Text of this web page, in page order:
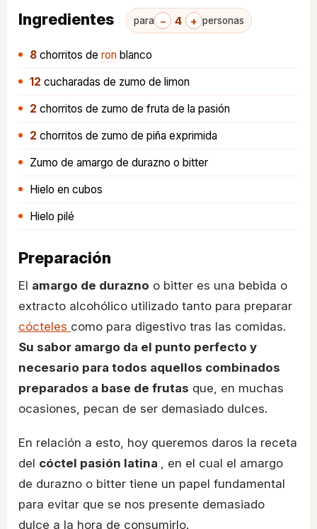
Ingredientes para − 4 + personas
8 chorritos de ron blanco
12 cucharadas de zumo de limon
2 chorritos de zumo de fruta de la pasión
2 chorritos de zumo de piña exprimida
Zumo de amargo de durazno o bitter
Hielo en cubos
Hielo pilé
Preparación
El amargo de durazno o bitter es una bebida o
extracto alcohólico utilizado tanto para preparar
cócteles como para digestivo tras las comidas.
Su sabor amargo da el punto perfecto y
necesario para todos aquellos combinados
preparados a base de frutas que, en muchas
ocasiones, pecan de ser demasiado dulces.
En relación a esto, hoy queremos daros la receta
del cóctel pasión latina , en el cual el amargo
de durazno o bitter tiene un papel fundamental
para evitar que se nos presente demasiado
dulce a la hora de consumirlo.